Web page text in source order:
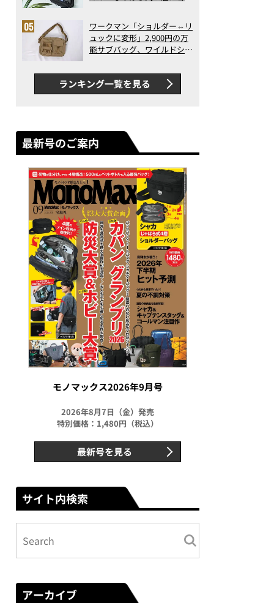
った！
ワークマン「ショルダー⇔リ
ュックに変形」2,900円の万
能サブバッグ、ワイルドシン
録…ほか【休日バッグの人気
記事ランキングベスト3】
（2026年6月版）
ランキング一覧を見る
最新号のご案内
モノマックス2026年9月号
2026年8月7日（金）発売
特別価格：1,480円（税込）
最新号を見る
サイト内検索
アーカイブ